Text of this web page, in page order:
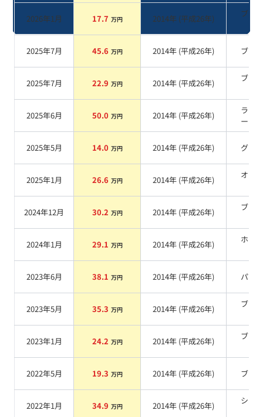
2026年1月 17.7 万円 2014年 (平成26年)
ブラ
2025年7月 45.6 万円 2014年 (平成26年) ブルー
2025年7月 22.9 万円 2014年 (平成26年)
ブラ
2025年6月 50.0 万円 2014年 (平成26年)
ライ
ージュ
2025年5月 14.0 万円 2014年 (平成26年) グレー
2025年1月 26.6 万円 2014年 (平成26年)
オレ
2024年12月 30.2 万円 2014年 (平成26年)
ブラ
2024年1月 29.1 万円 2014年 (平成26年)
ホワ
2023年6月 38.1 万円 2014年 (平成26年) パール
2023年5月 35.3 万円 2014年 (平成26年)
ブラ
2023年1月 24.2 万円 2014年 (平成26年)
ブラ
2022年5月 19.3 万円 2014年 (平成26年) ブルー
2022年1月 34.9 万円 2014年 (平成26年)
シル